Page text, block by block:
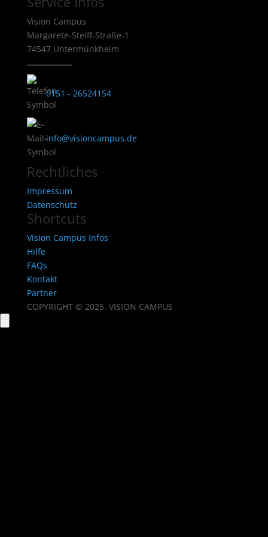
Vision Campus
Margarete-Steiff-Straße-1
74547 Untermünkheim
0151 - 26524154
info@visioncampus.de
Rechtliches
Impressum
Datenschutz
Shortcuts
Vision Campus Infos
Hilfe
FAQs
Kontakt
Partner
COPYRIGHT © 2025. VISION CAMPUS